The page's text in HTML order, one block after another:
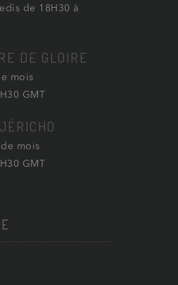
de 18H30 à
DE GLOIRE
mois
GMT
de mois
GMT